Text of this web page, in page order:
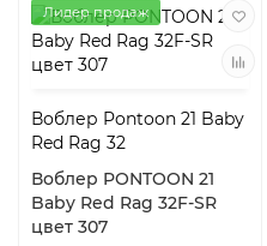
Лидер продаж
Воблер Pontoon 21 Baby
Red Rag 32
Воблер PONTOON 21
Baby Red Rag 32F-SR
цвет 307